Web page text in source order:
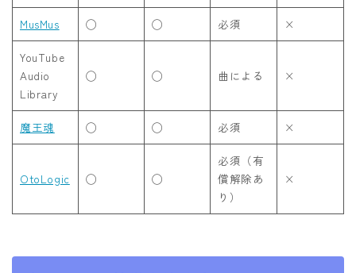
MusMus ◯ ◯ 必須 ×
YouTube
Audio
Library
◯ ◯ 曲による ×
魔王魂 ◯ ◯ 必須 ×
OtoLogic ◯ ◯
必須（有
償解除あ
り）
×